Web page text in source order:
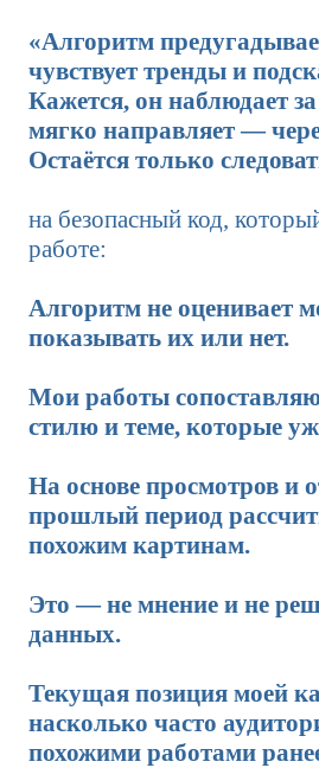
«Алгоритм
чувствует тренды и
Кажется, он наблюдает
мягко направляет —
Остаётся только
на безопасный код,
работе:
Алгоритм не оценивает
показывать их или нет.
Мои работы
стилю и теме, которые
На основе просмотров и
прошлый период
похожим картинам.
Это — не мнение и не
данных.
Текущая позиция моей
насколько часто
похожими работами